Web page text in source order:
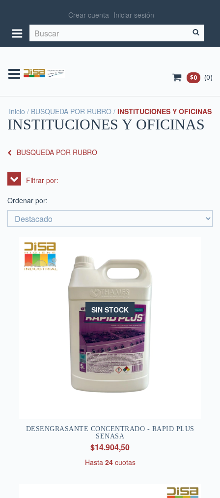
Crear cuenta Iniciar sesión
(0)
$0
Inicio / BUSQUEDA POR RUBRO / INSTITUCIONES Y OFICINAS
INSTITUCIONES Y OFICINAS
BUSQUEDA POR RUBRO
Filtrar por:
Ordenar por:
SIN STOCK
DESENGRASANTE CONCENTRADO - RAPID PLUS
SENASA
$14.904,50
Hasta 24cuotas